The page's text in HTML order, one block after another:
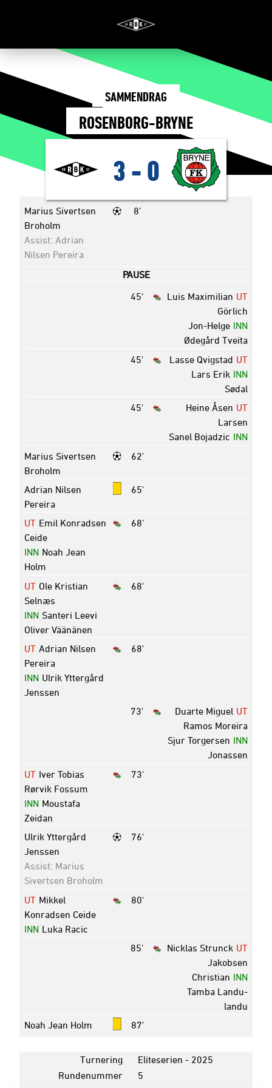
SAMMENDRAG
ROSENBORG-BRYNE
3 - 0
8'
Marius Sivertsen
Broholm
Assist: Adrian
Nilsen Pereira
PAUSE
45' UT
Luis Maximilian
Görlich
INN
Jon-Helge
Ødegård Tveita
45'
UT
Lasse Qvigstad
INN
Lars Erik
Sødal
45'
UT
Heine Åsen
Larsen
INN
Sanel Bojadzic
62'
Marius Sivertsen
Broholm
65'
Adrian Nilsen
Pereira
68'
UT Emil Konradsen
Ceide
INN Noah Jean
Holm
68'
UT Ole Kristian
Selnæs
INN Santeri Leevi
Oliver Väänänen
68'
UT Adrian Nilsen
Pereira
INN Ulrik Yttergård
Jenssen
73'
UT
Duarte Miguel
Ramos Moreira
INN
Sjur Torgersen
Jonassen
73'
UT Iver Tobias
Rørvik Fossum
INN Moustafa
Zeidan
76'
Ulrik Yttergård
Jenssen
Assist: Marius
Sivertsen Broholm
80'
UT Mikkel
Konradsen Ceide
INN Luka Racic
85'
UT
Nicklas Strunck
Jakobsen
INN
Christian
Tamba Landu-
landu
87'
Noah Jean Holm
Turnering
Eliteserien - 2025
Rundenummer
5